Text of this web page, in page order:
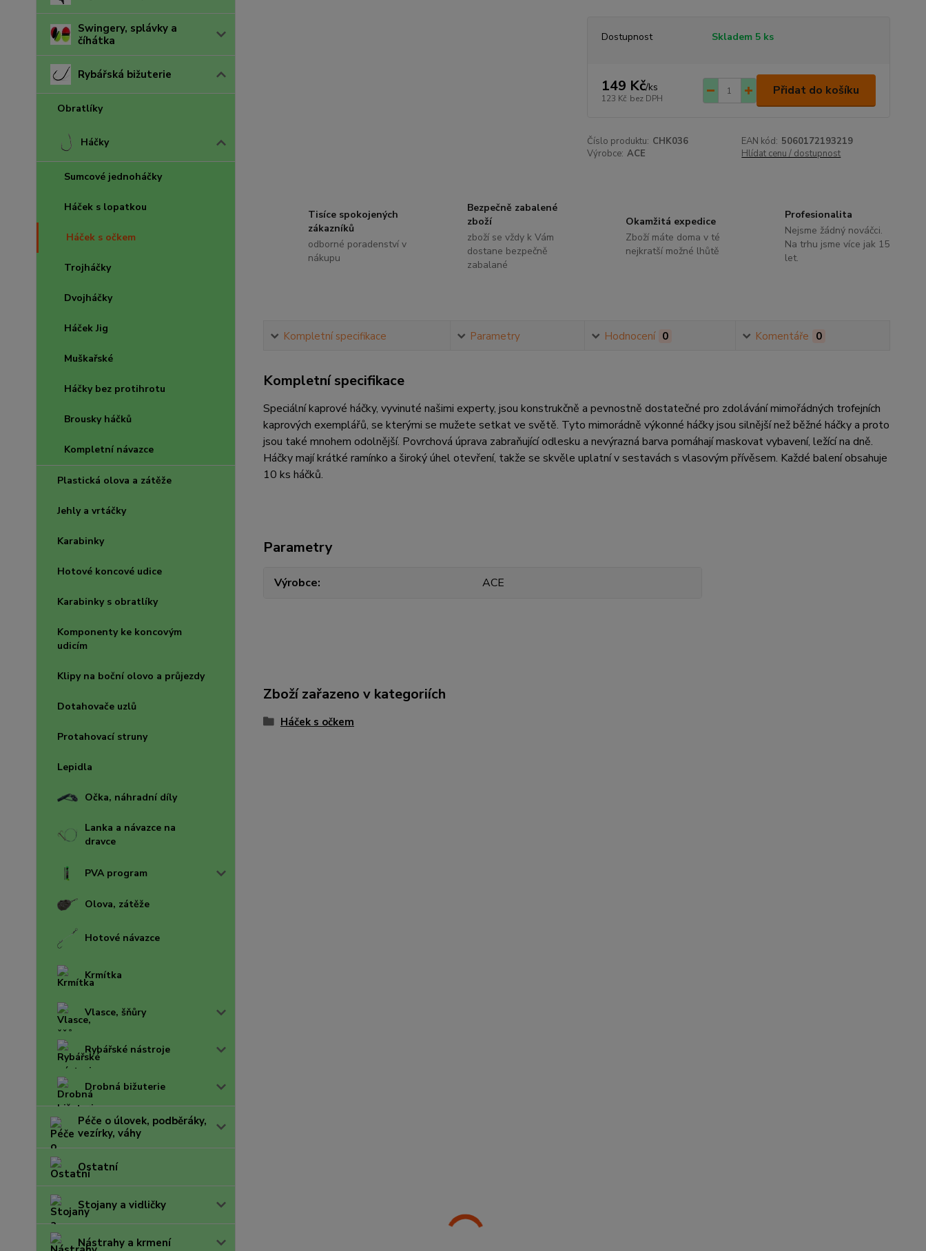
Swingery, splávky a
číhátka
Rybářská bižuterie
Obratlíky
Háčky
Sumcové jednoháčky
Háček s lopatkou
Háček s očkem
Trojháčky
Dvojháčky
Háček Jig
Muškařské
Háčky bez protihrotu
Brousky háčků
Kompletní návazce
Plastická olova a zátěže
Jehly a vrtáčky
Karabinky
Hotové koncové udice
Karabinky s obratlíky
Komponenty ke koncovým
udicím
Klipy na boční olovo a průjezdy
Dotahovače uzlů
Protahovací struny
Lepidla
Očka, náhradní díly
Lanka a návazce na
dravce
PVA program
Olova, zátěže
Hotové návazce
Krmítka
Vlasce, šňůry
Rybářské nástroje
Drobná bižuterie
Péče o úlovek, podběráky,
vezírky, váhy
Ostatní
Stojany a vidličky
Nástrahy a krmení
Dostupnost Skladem 5 ks
149 Kč/ks
123 Kč bez DPH
Přidat do košíku
Číslo produktu: CHK036 EAN kód: 5060172193219
Výrobce: ACE Hlídat cenu / dostupnost
Tisíce spokojených
zákazníků
odborné poradenství v
nákupu
Bezpečně zabalené
zboží
zboží se vždy k Vám
dostane bezpečně
zabalané
Okamžitá expedice
Zboží máte doma v té
nejkratší možné lhůtě
Profesionalita
Nejsme žádný nováčci.
Na trhu jsme více jak 15
let.
Kompletní specifikace Parametry Hodnocení 0 Komentáře 0
Kompletní specifikace
Speciální kaprové háčky, vyvinuté našimi experty, jsou konstrukčně a pevnostně dostatečné pro zdolávání mimořádných trofejních
kaprových exemplářů, se kterými se mužete setkat ve světě. Tyto mimorádně výkonné háčky jsou silnější než běžné háčky a proto
jsou také mnohem odolnější. Povrchová úprava zabraňující odlesku a nevýrazná barva pomáhají maskovat vybavení, ležící na dně.
Háčky mají krátké ramínko a široký úhel otevření, takže se skvěle uplatní v sestavách s vlasovým přívěsem. Každé balení obsahuje
10 ks háčků.
Parametry
Výrobce ACE
Zboží zařazeno v kategoriích
Háček s očkem